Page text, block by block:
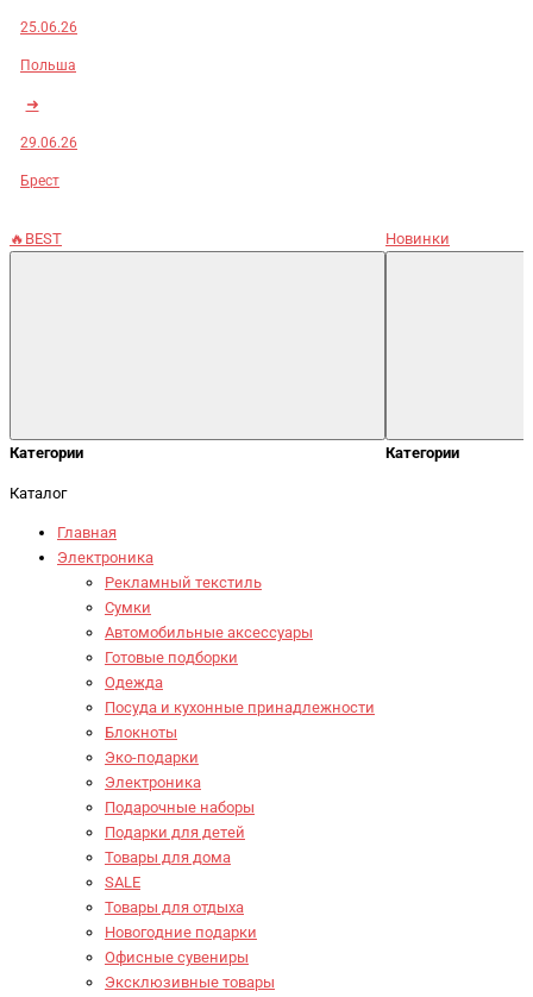
25.06.26
Польша
➜
29.06.26
Брест
🔥BEST
Категории
Новинки
Категории
Каталог
Главная
Электроника
Рекламный текстиль
Сумки
Автомобильные аксессуары
Готовые подборки
Одежда
Посуда и кухонные принадлежности
Блокноты
Эко-подарки
Электроника
Подарочные наборы
Подарки для детей
Товары для дома
SALE
Товары для отдыха
Новогодние подарки
Офисные сувениры
Эксклюзивные товары